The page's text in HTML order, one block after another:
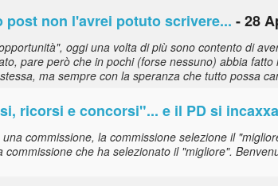
non l'avrei potuto scrivere... - 28
oggi una volta di più sono contento di
pare però che in pochi (forse nessuno) abbia
ma sempre con la speranza che tutto possa
ricorsi e concorsi"... e il PD si
commissione, la commissione selezione il
che ha selezionato il "migliore".